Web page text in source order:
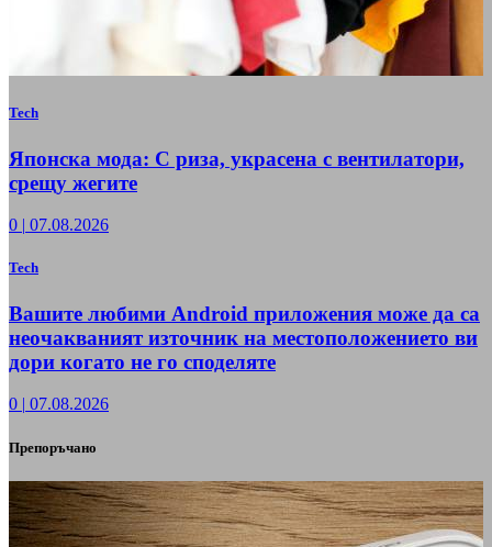
Tech
Японска мода: С риза, украсена с вентилатори,
срещу жегите
0 | 07.08.2026
Tech
Вашите любими Android приложения може да са
неочакваният източник на местоположението ви
дори когато не го споделяте
0 | 07.08.2026
Препоръчано